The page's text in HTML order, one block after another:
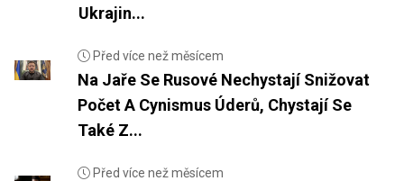
Ukrajin...
Před více než měsícem
Na Jaře Se Rusové Nechystají Snižovat
Počet A Cynismus Úderů, Chystají Se
Také Z...
Před více než měsícem